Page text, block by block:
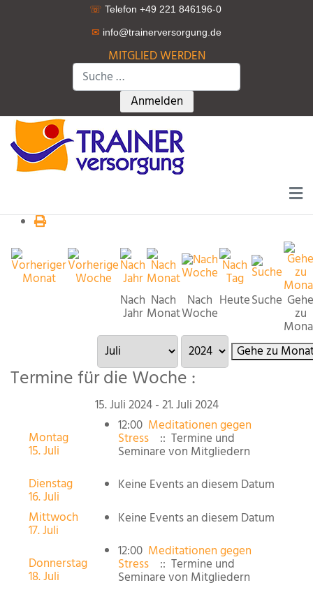
☏ Telefon +49 221 846196-0
✉ info@trainerversorgung.de
MITGLIED WERDEN
Suchen
Type 2 or more characters for
Anmelden
Nach
Jahr
Nach
Monat
Nach
Woche
HeuteSuche Gehe
zu
Gehe zu
Termine für die Woche :
15. Juli 2024 - 21. Juli 2024
Montag
15. Juli
12:00 Meditationen gegen
Stress :: Termine und
Seminare von Mitgliedern
Dienstag
16. Juli
Keine Events an diesem Datum
Mittwoch
17. Juli
Keine Events an diesem Datum
Donnerstag
18. Juli
12:00 Meditationen gegen
Stress :: Termine und
Seminare von Mitgliedern